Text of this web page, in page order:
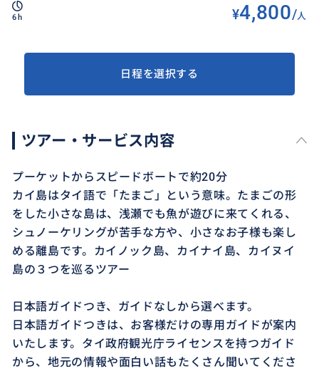
6h ¥4,800/人
日程を選択する
ツアー・サービス内容
プーケットからスピードボートで約20分
カイ島はタイ語で「たまご」という意味。たまごの形
をした小さな島は、浅瀬でも魚が遊びに来てくれる、
シュノーケリングが苦手な方や、小さなお子様も楽し
める離島です。カイノック島、カイナイ島、カイヌイ
島の３つを巡るツアー
日本語ガイドつき、ガイドなしから選べます。
日本語ガイドつきは、お客様だけの専用ガイドが案内
いたします。タイ政府観光庁ライセンスを持つガイド
から、地元の情報や面白い話もたくさん聞いてくださ